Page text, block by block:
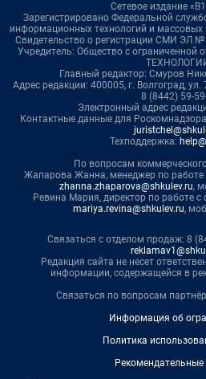
Сетевое издание
Зарегистрировано Федеральной
информационных технологий и
Свидетельство о регистрации СМИ ЭЛ
Учредитель: Общество с ограниченной
Главный редактор: Смуров
Адрес редакции: 400005, г. Волгоград,
8 (8442) 59-
Электронный адрес
Контактные данные для
Техподдержка:
По вопросам
Жапарова Жанна, менеджер по
zhanna.zhaparova@shkulev.ru,
Ревина Мария, директор по работе
mariya.revina@shkulev.ru,
Связаться с отделом продаж: 8
Редакция сайта не несет
информации, содержащейся в
Связаться по вопросам
Информация об
Политика